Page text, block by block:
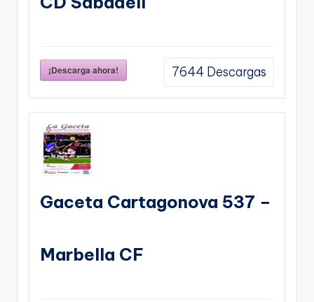
¡Descarga ahora! 7644 Descargas
Gaceta Cartagonova 537 –
Marbella CF